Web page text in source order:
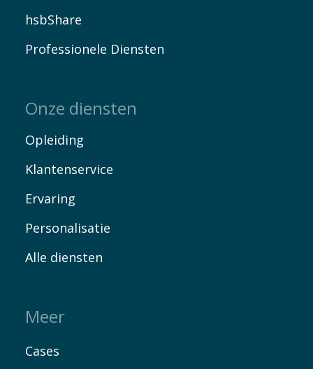
hsbShare
Professionele Diensten
Onze diensten
Opleiding
Klantenservice
Ervaring
Personalisatie
Alle diensten
Meer
Cases